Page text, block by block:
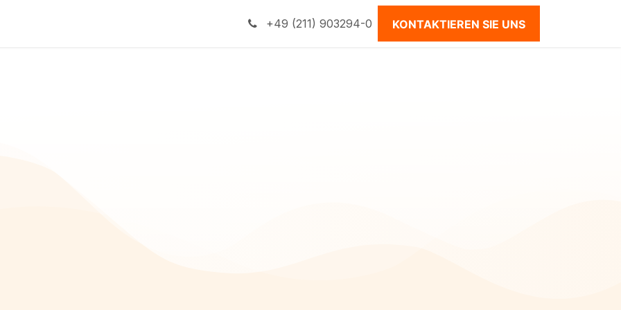
+49 (211) 903294-0 KONTAKTIEREN SIE UNS